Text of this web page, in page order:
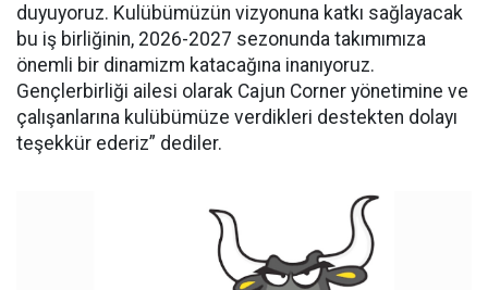
duyuyoruz. Kulübümüzün vizyonuna katkı sağlayacak
bu iş birliğinin, 2026-2027 sezonunda takımımıza
önemli bir dinamizm katacağına inanıyoruz.
Gençlerbirliği ailesi olarak Cajun Corner yönetimine ve
çalışanlarına kulübümüze verdikleri destekten dolayı
teşekkür ederiz” dediler.